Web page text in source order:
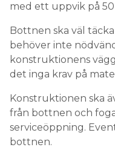
med ett uppvik på
Bottnen ska väl
behöver inte
konstruktionens
det inga krav på
Konstruktionen ska
från bottnen och
serviceöppning.
bottnen.